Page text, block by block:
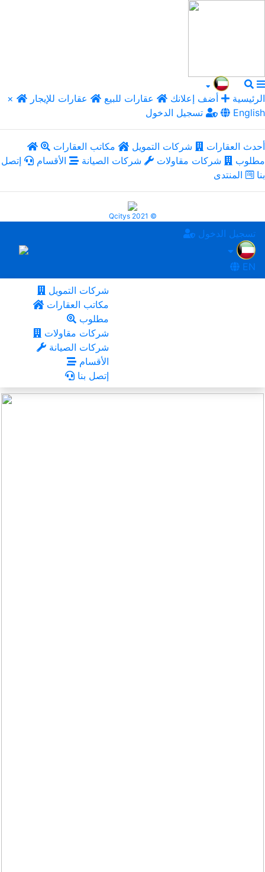
× الرئيسية أضف إعلانك عقارات للبيع
عقارات للإيجار
تسجيل الدخول
English
أحدث العقارات شركات التمويل
مكاتب العقارات
مطلوب
شركات مقاولات شركات الصيانة الأقسام
إتصل
بنا
المنتدى
Qcitys 2021 ©
تسجيل الدخول
EN
شركات التمويل
مكاتب العقارات
مطلوب
شركات مقاولات
شركات الصيانة
الأقسام
إتصل بنا